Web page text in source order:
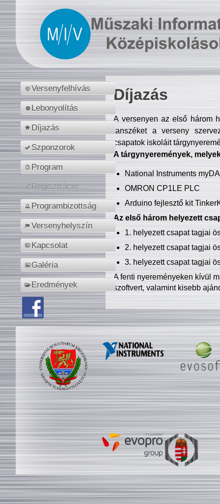
Versenyfelhívás
Lebonyolítás
Díjazás
Szponzorok
Program
Regisztráció
Programbizottság
Versenyhelyszín
Kapcsolat
Galéria
Eredmények
Díjazás
A versenyen az első három
tanszéket a verseny
csapatok iskoláit
A tárgynyeremények,
National Instruments
OMRON CP1LE PLC
Arduino fejlesztő kit
Az első három helyezett
1. helyezett csapat tagjai
2. helyezett csapat tagjai
3. helyezett csapat tagjai
A fenti nyereményeken kívül
szoftvert, valamint kisebb